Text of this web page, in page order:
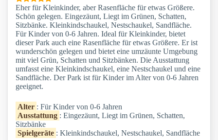
Eher für Kleinkinder, aber Rasenfläche für etwas Größere.
Schön gelegen. Eingezäunt, Liegt im Grünen, Schatten,
Sitzbänke. Kleinkindschaukel, Nestschaukel, Sandfläche.
Für Kinder von 0-6 Jahren. Ideal für Kleinkinder, bietet
dieser Park auch eine Rasenfläche für etwas Größere. Er ist
wunderschön gelegen und bietet eine umzäunte Umgebung
mit viel Grün, Schatten und Sitzbänken. Die Ausstattung
umfasst eine Kleinkindschaukel, eine Nestschaukel und eine
Sandfläche. Der Park ist für Kinder im Alter von 0-6 Jahren
geeignet.
Alter : Für Kinder von 0-6 Jahren
Ausstattung : Eingezäunt, Liegt im Grünen, Schatten,
Sitzbänke
Spielgeräte : Kleinkindschaukel, Nestschaukel, Sandfläche